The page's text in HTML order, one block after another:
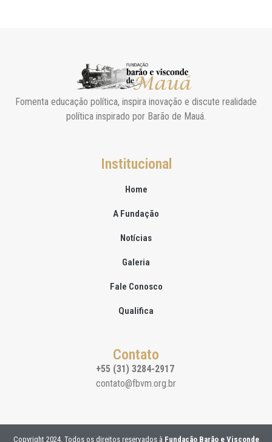
Fomenta educação política, inspira inovação e discute realidade
política inspirado por Barão de Mauá.
Institucional
Home
A Fundação
Notícias
Galeria
Fale Conosco
Qualifica
Contato
+55 (31) 3284-2917
contato@fbvm.org.br
Copyright 2024. Todos os direitos reservados à Fundação Barão e Visconde